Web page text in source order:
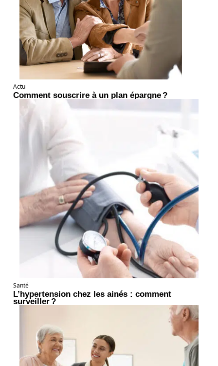
Actu
Comment souscrire à un plan épargne ?
Santé
L’hypertension chez les ainés : comment
surveiller ?